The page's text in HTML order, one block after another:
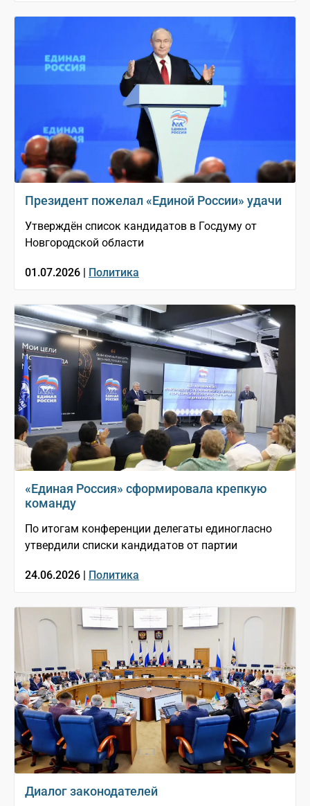
Президент пожелал «Единой России» удачи
Утверждён список кандидатов в Госдуму от
Новгородской области
01.07.2026 | Политика
«Единая Россия» сформировала крепкую
команду
По итогам конференции делегаты единогласно
утвердили списки кандидатов от партии
24.06.2026 | Политика
Диалог законодателей